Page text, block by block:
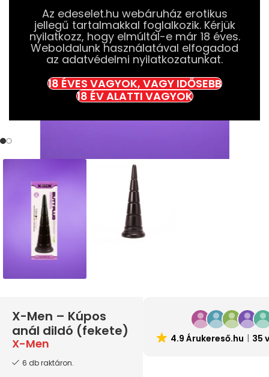
Az edeselet.hu webáruház erotikus
jellegű tartalmakkal foglalkozik. Kérjük
nyilatkozz, hogy elmúltál-e már 18 éves.
Weboldalunk használatával elfogadod
az adatvédelmi nyilatkozatunkat.
18 ÉVES VAGYOK, VAGY IDŐSEBB
18 ÉV ALATTI VAGYOK
X-Men – Kúpos
anál dildó (fekete)
X-Men
6 db raktáron.
4.9 Árukereső.hu 35